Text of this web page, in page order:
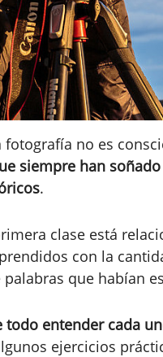
no es
siempre han
.
clase está
con la
que habían
entender cada
ejercicios